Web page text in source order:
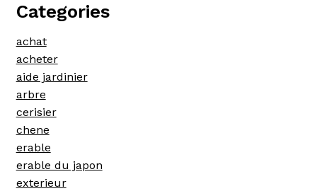
Categories
achat
acheter
aide jardinier
arbre
cerisier
chene
erable
erable du japon
exterieur